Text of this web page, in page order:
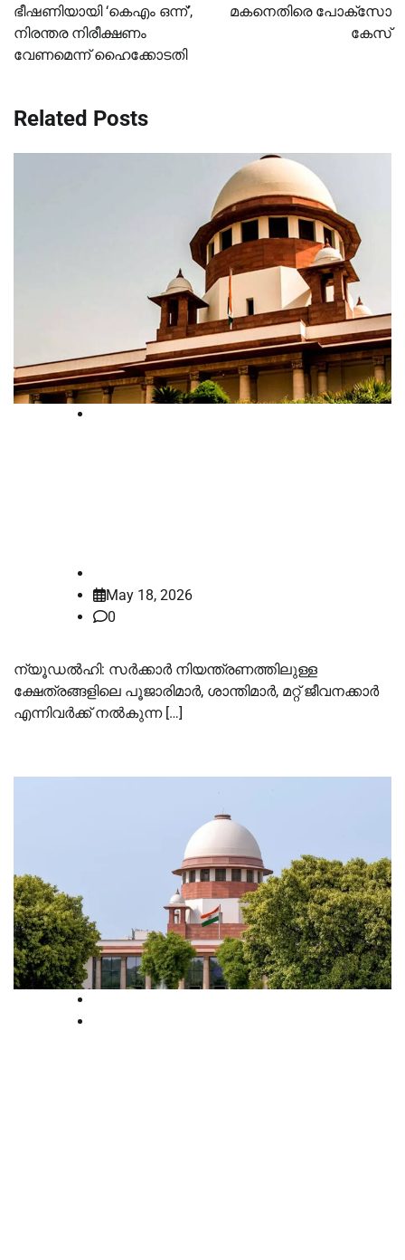
ഭീഷണിയായി ‘കെഎം ഒന്ന്’,
നിരന്തര നിരീക്ഷണം
വേണമെന്ന് ഹൈക്കോടതി
മകനെതിരെ പോക്സോ
കേസ്
Related Posts
May 18, 2026
0
ന്യൂഡൽഹി: സർക്കാർ നിയന്ത്രണത്തിലുള്ള
ക്ഷേത്രങ്ങളിലെ പൂജാരിമാർ, ശാന്തിമാർ, മറ്റ് ജീവനക്കാർ
എന്നിവർക്ക് നൽകുന്ന […]